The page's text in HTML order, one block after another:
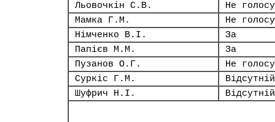
Льовочкін С.В.
Не
Мамка Г.М.
Не
Німченко В.І.
За
Папієв М.М.
За
Пузанов О.Г.
Не
Суркіс Г.М.
Відсутній
Шуфрич Н.І.
Відсутній